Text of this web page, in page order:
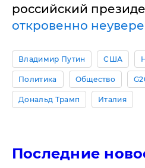
российский
откровенно
Владимир Путин США
Политика Общество
Дональд Трамп Италия
Последние